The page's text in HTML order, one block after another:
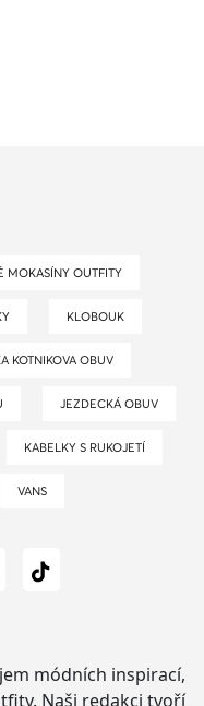
MOKASÍNY OUTFITY
KLOBOUK
KOTNIKOVA OBUV
JEZDECKÁ OBUV
KABELKY S RUKOJETÍ
VANS
módních inspirací,
Naši redakci tvoří